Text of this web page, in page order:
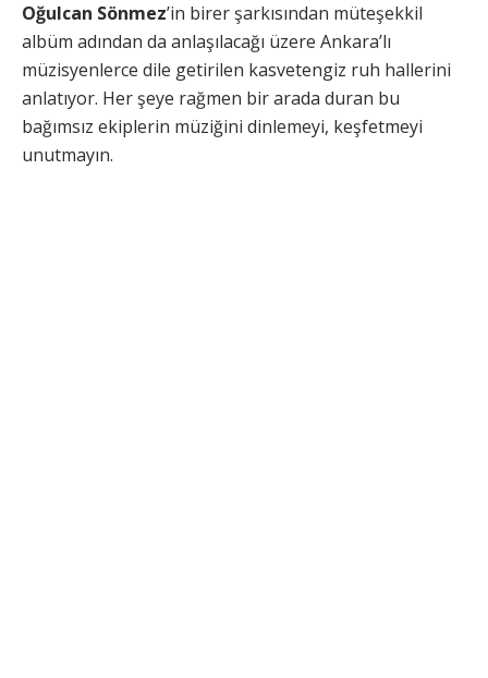
Oğulcan Sönmez’in birer şarkısından müteşekkil
albüm adından da anlaşılacağı üzere Ankara’lı
müzisyenlerce dile getirilen kasvetengiz ruh hallerini
anlatıyor. Her şeye rağmen bir arada duran bu
bağımsız ekiplerin müziğini dinlemeyi, keşfetmeyi
unutmayın.